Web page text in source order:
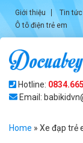
Giới thiệu Tin tức
Ô tô điện trẻ em
Hotline:
Email:
Home » Xe đạp trẻ